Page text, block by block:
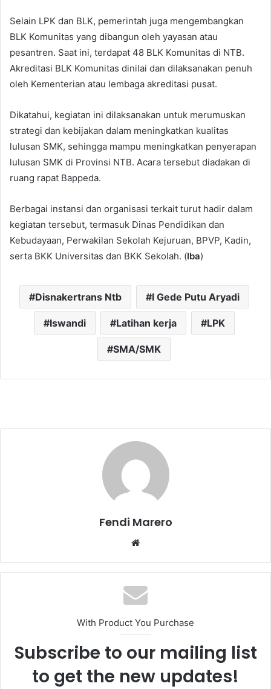
Selain LPK dan BLK, pemerintah juga mengembangkan
BLK Komunitas yang dibangun oleh yayasan atau
pesantren. Saat ini, terdapat 48 BLK Komunitas di NTB.
Akreditasi BLK Komunitas dinilai dan dilaksanakan penuh
oleh Kementerian atau lembaga akreditasi pusat.
Dikatahui, kegiatan ini dilaksanakan untuk merumuskan
strategi dan kebijakan dalam meningkatkan kualitas
lulusan SMK, sehingga mampu meningkatkan penyerapan
lulusan SMK di Provinsi NTB. Acara tersebut diadakan di
ruang rapat Bappeda.
Berbagai instansi dan organisasi terkait turut hadir dalam
kegiatan tersebut, termasuk Dinas Pendidikan dan
Kebudayaan, Perwakilan Sekolah Kejuruan, BPVP, Kadin,
serta BKK Universitas dan BKK Sekolah. (Iba)
Disnakertrans Ntb I Gede Putu Aryadi
Iswandi Latihan kerja LPK
SMA/SMK
Fendi Marero
With Product You Purchase
Subscribe to our mailing list
to get the new updates!